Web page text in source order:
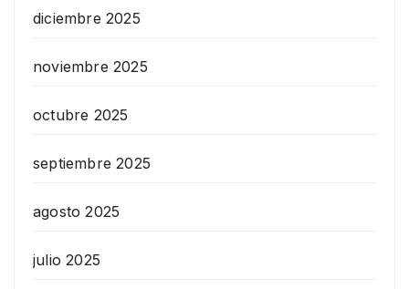
diciembre 2025
noviembre 2025
octubre 2025
septiembre 2025
agosto 2025
julio 2025